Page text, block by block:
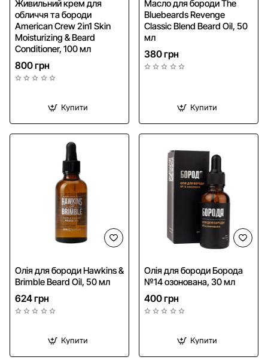
Живильний крем для
обличчя та бороди
American Crew 2in1 Skin
Moisturizing & Beard
Conditioner, 100 мл
800 грн
Купити
Масло для бороди The
Bluebeards Revenge
Classic Blend Beard Oil, 50
мл
380 грн
Купити
Олія для бороди Hawkins &
Brimble Beard Oil, 50 мл
624 грн
Купити
Олія для бороди Борода
№14 озонована, 30 мл
400 грн
Купити